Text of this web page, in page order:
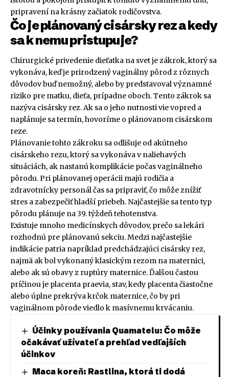
pripravení na krásny začiatok rodičovstva.
Čo je plánovaný cisársky rez a kedy
sa k nemu pristupuje?
Chirurgické privedenie dieťatka na svet je zákrok, ktorý sa
vykonáva, keď je prirodzený vaginálny pôrod z rôznych
dôvodov buď nemožný, alebo by predstavoval významné
riziko pre matku, dieťa, prípadne oboch. Tento zákrok sa
nazýva cisársky rez. Ak sa o jeho nutnosti vie vopred a
naplánuje sa termín, hovoríme o plánovanom cisárskom
reze.
Plánovanie tohto zákroku sa odlišuje od akútneho
cisárskeho rezu, ktorý sa vykonáva v naliehavých
situáciách, ak nastanú komplikácie počas vaginálneho
pôrodu. Pri plánovanej operácii majú rodičia a
zdravotnícky personál čas sa pripraviť, čo môže znížiť
stres a zabezpečiť hladší priebeh. Najčastejšie sa tento typ
pôrodu plánuje na 39. týždeň tehotenstva.
Existuje mnoho medicínskych dôvodov, prečo sa lekári
rozhodnú pre plánovanú sekciu. Medzi najčastejšie
indikácie patria napríklad predchádzajúci cisársky rez,
najmä ak bol vykonaný klasickým rezom na maternici,
alebo ak sú obavy z ruptúry maternice. Ďalšou častou
príčinou je placenta praevia, stav, kedy placenta čiastočne
alebo úplne prekrýva krčok maternice, čo by pri
vaginálnom pôrode viedlo k masívnemu krvácaniu.
Účinky používania Quamatelu: Čo môže
očakávať užívateľ a prehľad vedľajších
účinkov
Maca koreň: Rastlina, ktorá ti dodá